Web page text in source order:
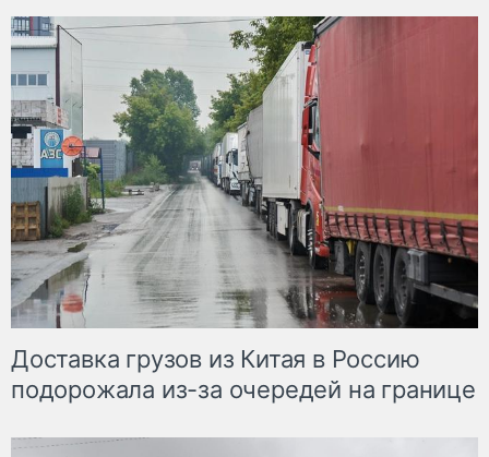
Доставка грузов из Китая в Россию
подорожала из-за очередей на границе